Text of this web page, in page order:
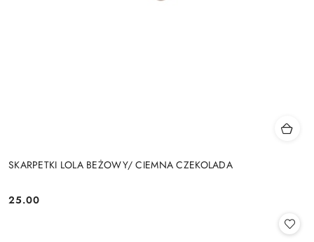
SKARPETKI LOLA BEŻOWY/ CIEMNA CZEKOLADA
Cena:
25.00